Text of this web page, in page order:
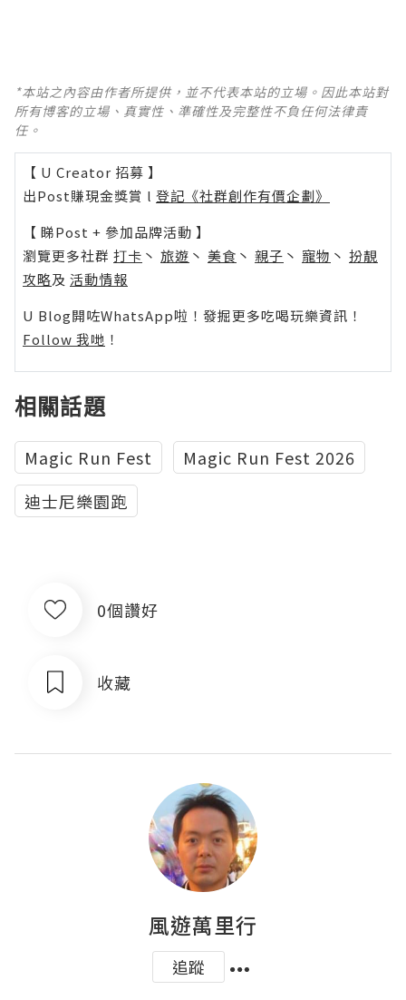
*本站之內容由作者所提供，並不代表本站的立場。因此本站對
所有博客的立場、真實性、準確性及完整性不負任何法律責
任。
【 U Creator 招募 】
出Post賺現金獎賞 l 登記《社群創作有價企劃》
【 睇Post + 參加品牌活動 】
瀏覽更多社群 打卡 丶 旅遊 丶 美食 丶 親子 丶 寵物 丶 扮靚
攻略及 活動情報
U Blog開咗WhatsApp啦！發掘更多吃喝玩樂資訊！
Follow 我哋 ！
相關話題
Magic Run Fest
Magic Run Fest 2026
迪士尼樂園跑
0個讚好
收藏
風遊萬里行
追蹤